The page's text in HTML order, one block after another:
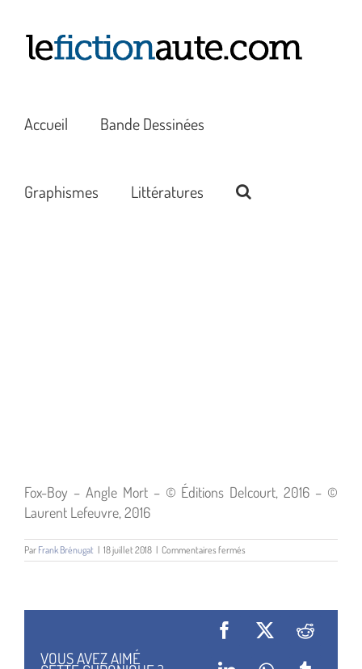
contenu
Accueil Bande Dessinées
Graphismes Littératures
Fox-Boy – Angle Mort – © Éditions Delcourt, 2016 – ©
Laurent Lefeuvre, 2016
Par Frank Brénugat | 18 juillet 2018 | Commentaires fermés
Fox
VOUS AVEZ AIMÉ
Facebook
X Reddit